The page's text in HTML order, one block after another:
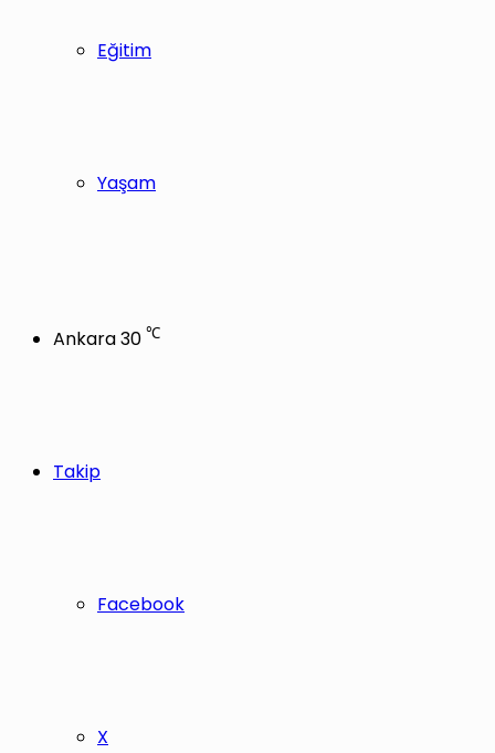
Eğitim
Yaşam
Ankara30 ℃
Takip
Facebook
X